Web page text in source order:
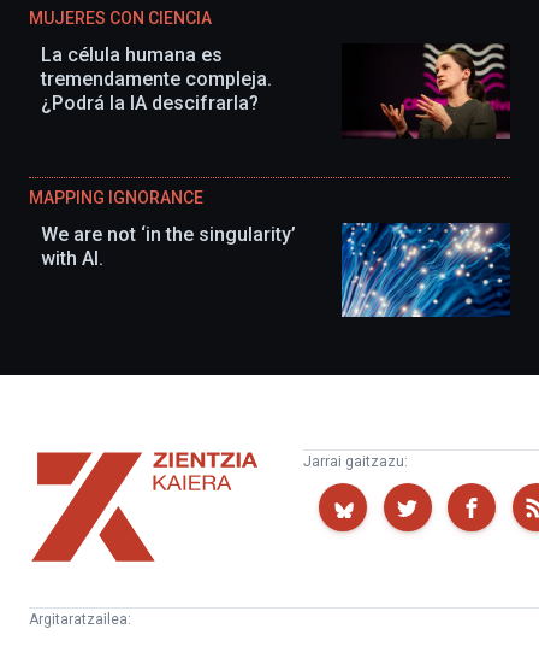
MUJERES CON CIENCIA
La célula humana es
tremendamente compleja.
¿Podrá la IA descifrarla?
MAPPING IGNORANCE
We are not ‘in the singularity’
with AI.
Zientzia
Kaiera
Jarrai gaitzazu:
Argitaratzailea: